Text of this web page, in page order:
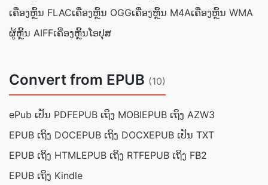
ເຄື່ອງຫຼິ້ນ FLACເຄື່ອງຫຼິ້ນ OGGເຄື່ອງຫຼິ້ນ M4Aເຄື່ອງຫຼິ້ນ WMA
ຜູ້ຫຼິ້ນ AIFFເຄື່ອງຫຼິ້ນໂອປຸສ
Convert from EPUB (10)
ePub ເປັນ PDFEPUB ເຖິງ MOBIEPUB ເຖິງ AZW3
EPUB ເຖິງ DOCEPUB ເຖິງ DOCXEPUB ເປັນ TXT
EPUB ເຖິງ HTMLEPUB ເຖິງ RTFEPUB ເຖິງ FB2
EPUB ເຖິງ Kindle